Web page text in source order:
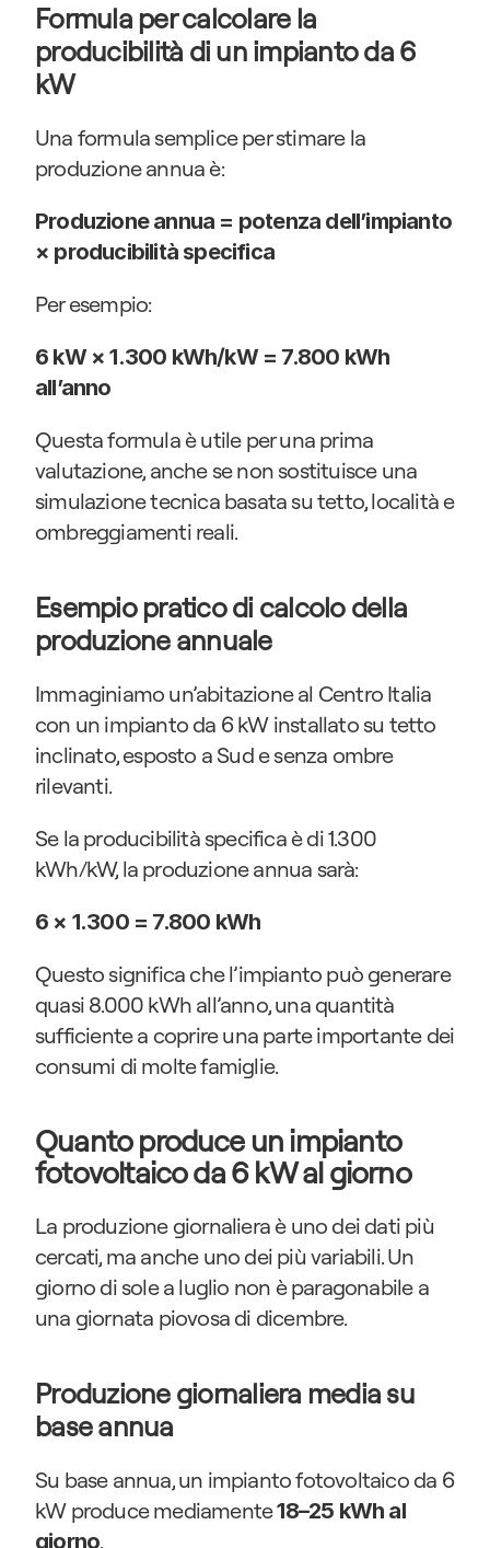
Formula per calcolare la
producibilità di un impianto da 6
kW
Una formula semplice per stimare la
produzione annua è:
Produzione annua = potenza dell’impianto
× producibilità specifica
Per esempio:
6 kW × 1.300 kWh/kW = 7.800 kWh
all’anno
Questa formula è utile per una prima
valutazione, anche se non sostituisce una
simulazione tecnica basata su tetto, località e
ombreggiamenti reali.
Esempio pratico di calcolo della
produzione annuale
Immaginiamo un’abitazione al Centro Italia
con un impianto da 6 kW installato su tetto
inclinato, esposto a Sud e senza ombre
rilevanti.
Se la producibilità specifica è di 1.300
kWh/kW, la produzione annua sarà:
6 × 1.300 = 7.800 kWh
Questo significa che l’impianto può generare
quasi 8.000 kWh all’anno, una quantità
sufficiente a coprire una parte importante dei
consumi di molte famiglie.
Quanto produce un impianto
fotovoltaico da 6 kW al giorno
La produzione giornaliera è uno dei dati più
cercati, ma anche uno dei più variabili. Un
giorno di sole a luglio non è paragonabile a
una giornata piovosa di dicembre.
Produzione giornaliera media su
base annua
Su base annua, un impianto fotovoltaico da 6
kW produce mediamente 18–25 kWh al
giorno.